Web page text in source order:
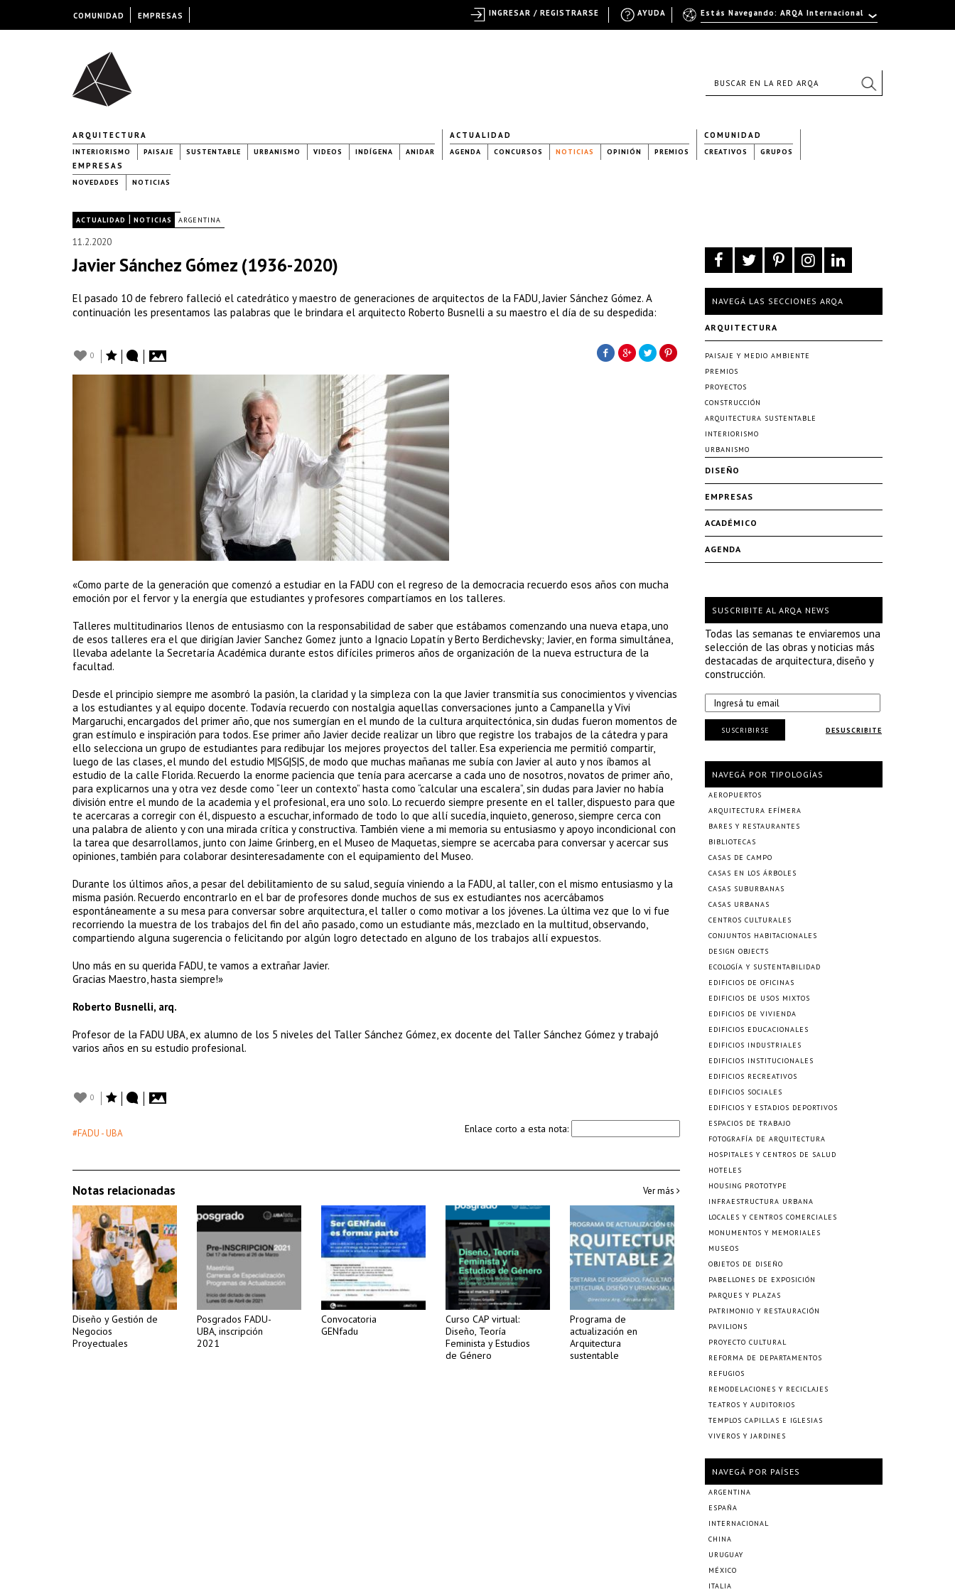
ARQUITECTURA
INTERIORISMO PAISAJE SUSTENTABLE URBANISMO VIDEOS INDÍGENA ANIDAR
ACTUALIDAD
AGENDA CONCURSOS NOTICIAS OPINIÓN PREMIOS
COMUNIDAD
CREATIVOS GRUPOS
EMPRESAS
NOVEDADES NOTICIAS
ACTUALIDAD | NOTICIAS ARGENTINA
11.2.2020
Javier Sánchez Gómez (1936-2020)
El pasado 10 de febrero falleció el catedrático y maestro de generaciones de arquitectos de la FADU, Javier Sánchez Gómez. A
continuación les presentamos las palabras que le brindara el arquitecto Roberto Busnelli a su maestro el día de su despedida:
0
«Como parte de la generación que comenzó a estudiar en la FADU con el regreso de la democracia recuerdo esos años con mucha
emoción por el fervor y la energía que estudiantes y profesores compartíamos en los talleres.
Talleres multitudinarios llenos de entusiasmo con la responsabilidad de saber que estábamos comenzando una nueva etapa, uno
de esos talleres era el que dirigían Javier Sanchez Gomez junto a Ignacio Lopatín y Berto Berdichevsky; Javier, en forma simultánea,
llevaba adelante la Secretaría Académica durante estos difíciles primeros años de organización de la nueva estructura de la
facultad.
Desde el principio siempre me asombró la pasión, la claridad y la simpleza con la que Javier transmitía sus conocimientos y vivencias
a los estudiantes y al equipo docente. Todavía recuerdo con nostalgia aquellas conversaciones junto a Campanella y Vivi
Margaruchi, encargados del primer año, que nos sumergían en el mundo de la cultura arquitectónica, sin dudas fueron momentos de
gran estímulo e inspiración para todos. Ese primer año Javier decide realizar un libro que registre los trabajos de la cátedra y para
ello selecciona un grupo de estudiantes para redibujar los mejores proyectos del taller. Esa experiencia me permitió compartir,
luego de las clases, el mundo del estudio M|SG|S|S, de modo que muchas mañanas me subía con Javier al auto y nos íbamos al
estudio de la calle Florida. Recuerdo la enorme paciencia que tenía para acercarse a cada uno de nosotros, novatos de primer año,
para explicarnos una y otra vez desde como “leer un contexto” hasta como “calcular una escalera”, sin dudas para Javier no había
división entre el mundo de la academia y el profesional, era uno solo. Lo recuerdo siempre presente en el taller, dispuesto para que
te acercaras a corregir con él, dispuesto a escuchar, informado de todo lo que allí sucedía, inquieto, generoso, siempre cerca con
una palabra de aliento y con una mirada crítica y constructiva. También viene a mi memoria su entusiasmo y apoyo incondicional con
la tarea que desarrollamos, junto con Jaime Grinberg, en el Museo de Maquetas, siempre se acercaba para conversar y acercar sus
opiniones, también para colaborar desinteresadamente con el equipamiento del Museo.
Durante los últimos años, a pesar del debilitamiento de su salud, seguía viniendo a la FADU, al taller, con el mismo entusiasmo y la
misma pasión. Recuerdo encontrarlo en el bar de profesores donde muchos de sus ex estudiantes nos acercábamos
espontáneamente a su mesa para conversar sobre arquitectura, el taller o como motivar a los jóvenes. La última vez que lo vi fue
recorriendo la muestra de los trabajos del fin del año pasado, como un estudiante más, mezclado en la multitud, observando,
compartiendo alguna sugerencia o felicitando por algún logro detectado en alguno de los trabajos allí expuestos.
Uno más en su querida FADU, te vamos a extrañar Javier.
Gracias Maestro, hasta siempre!»
Roberto Busnelli, arq.
Profesor de la FADU UBA, ex alumno de los 5 niveles del Taller Sánchez Gómez, ex docente del Taller Sánchez Gómez y trabajó
varios años en su estudio profesional.
0
#FADU - UBA Enlace corto a esta nota:
Notas relacionadas Ver más
Diseño y Gestión de
Negocios
Proyectuales
Posgrados FADU-
UBA, inscripción
2021
Convocatoria
GENfadu
Curso CAP virtual:
Diseño, Teoría
Feminista y Estudios
de Género
Programa de
actualización en
Arquitectura
sustentable
NAVEGÁ LAS SECCIONES ARQA
ARQUITECTURA
PAISAJE Y MEDIO AMBIENTE
PREMIOS
PROYECTOS
CONSTRUCCIÓN
ARQUITECTURA SUSTENTABLE
INTERIORISMO
URBANISMO
DISEÑO
EMPRESAS
ACADÉMICO
AGENDA
SUSCRIBITE AL ARQA NEWS
Todas las semanas te enviaremos una
selección de las obras y noticias más
destacadas de arquitectura, diseño y
construcción.
DESUSCRIBITE
SUSCRIBIRSE
NAVEGÁ POR TIPOLOGÍAS
AEROPUERTOS
ARQUITECTURA EFÍMERA
BARES Y RESTAURANTES
BIBLIOTECAS
CASAS DE CAMPO
CASAS EN LOS ÁRBOLES
CASAS SUBURBANAS
CASAS URBANAS
CENTROS CULTURALES
CONJUNTOS HABITACIONALES
DESIGN OBJECTS
ECOLOGÍA Y SUSTENTABILIDAD
EDIFICIOS DE OFICINAS
EDIFICIOS DE USOS MIXTOS
EDIFICIOS DE VIVIENDA
EDIFICIOS EDUCACIONALES
EDIFICIOS INDUSTRIALES
EDIFICIOS INSTITUCIONALES
EDIFICIOS RECREATIVOS
EDIFICIOS SOCIALES
EDIFICIOS Y ESTADIOS DEPORTIVOS
ESPACIOS DE TRABAJO
FOTOGRAFÍA DE ARQUITECTURA
HOSPITALES Y CENTROS DE SALUD
HOTELES
HOUSING PROTOTYPE
INFRAESTRUCTURA URBANA
LOCALES Y CENTROS COMERCIALES
MONUMENTOS Y MEMORIALES
MUSEOS
OBJETOS DE DISEÑO
PABELLONES DE EXPOSICIÓN
PARQUES Y PLAZAS
PATRIMONIO Y RESTAURACIÓN
PAVILIONS
PROYECTO CULTURAL
REFORMA DE DEPARTAMENTOS
REFUGIOS
REMODELACIONES Y RECICLAJES
TEATROS Y AUDITORIOS
TEMPLOS CAPILLAS E IGLESIAS
VIVEROS Y JARDINES
NAVEGÁ POR PAÍSES
ARGENTINA
ESPAÑA
INTERNACIONAL
CHINA
URUGUAY
MÉXICO
ITALIA
COMUNIDAD EMPRESAS Estás Navegando: ARQA Internacional
AYUDA
INGRESAR / REGISTRARSE